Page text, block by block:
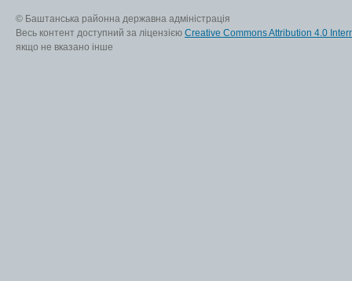
© Баштанська районна державна адміністрація
Весь контент доступний за ліцензією Creative Commons Attribution 4.0
якщо не вказано інше